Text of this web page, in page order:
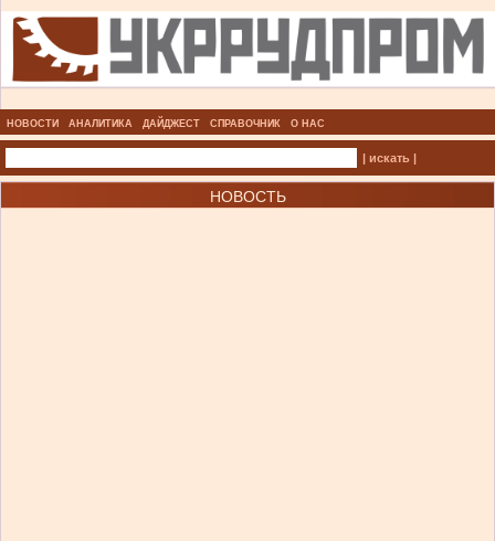
НОВОСТИ АНАЛИТИКА ДАЙДЖЕСТ СПРАВОЧНИК О НАС
| искать |
НОВОСТЬ